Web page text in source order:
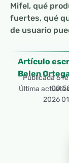
Mifel, qué
fuertes, qué
de usuario
Artículo
Belen
Publicada6
Última
2026